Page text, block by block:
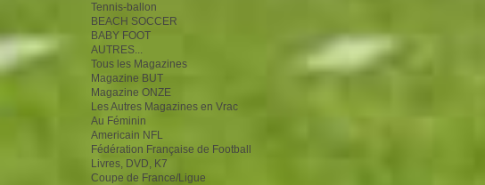
Tennis-ballon
BEACH SOCCER
BABY FOOT
AUTRES...
Tous les Magazines
Magazine BUT
Magazine ONZE
Les Autres Magazines en Vrac
Au Féminin
Americain NFL
Fédération Française de Football
Livres, DVD, K7
Coupe de France/Ligue